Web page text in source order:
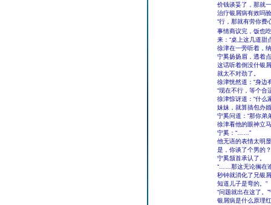
价钱谈妥了，那就
治疗银屑病有效吗
“行，那就有劳你费
事情商议完，饭也
来：“桌上这几道甜
徐津在一旁听着，
宁奚扬扬眉，透着
这话听着倒没什银
就太不对劲了。
徐津恍然道：“身边
“现在不行，等个合
徐津惊讶道：“什么
妹妹，就算搞包办
宁奚问道：“那你弟
徐津看他的眼神立
宁奚：“……”
他无语的表情太明
是，你谈了个男的？
宁奚颔首承认了。
“……那这无论搁在
秒钟就消化了兄银
知道儿子是弯的。”
“问题就出在这了。
银屑病是什么原理